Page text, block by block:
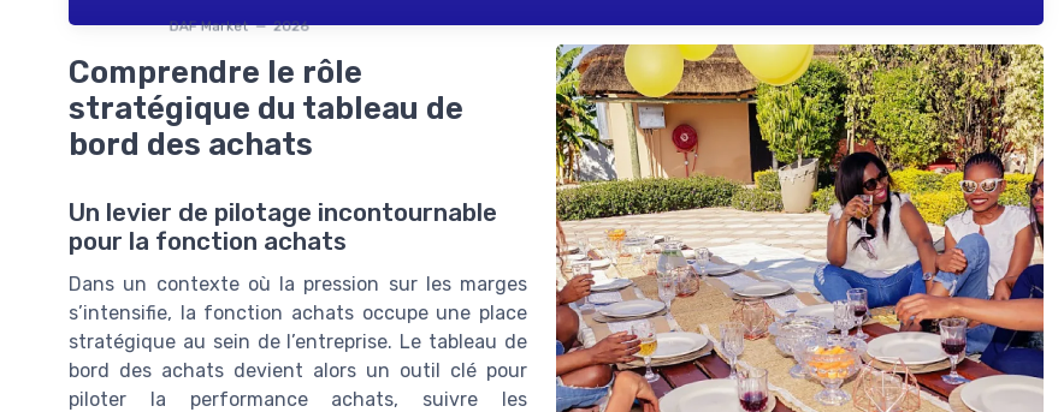
DAF Market — 2026
Comprendre le rôle
stratégique du tableau de
bord des achats
Un levier de pilotage incontournable
pour la fonction achats
Dans un contexte où la pression sur les marges
s’intensifie, la fonction achats occupe une place
stratégique au sein de l’entreprise. Le tableau de
bord des achats devient alors un outil clé pour
piloter la performance achats, suivre les